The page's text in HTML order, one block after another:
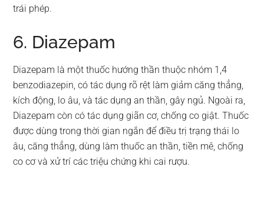
trái phép.
6. Diazepam
Diazepam là một thuốc hướng thần thuộc nhóm 1,4
benzodiazepin, có tác dụng rõ rệt làm giảm căng thẳng,
kích động, lo âu, và tác dụng an thần, gây ngủ. Ngoài ra,
Diazepam còn có tác dụng giãn cơ, chống co giật. Thuốc
được dùng trong thời gian ngắn để điều trị trạng thái lo
âu, căng thẳng, dùng làm thuốc an thần, tiền mê, chống
co cơ và xử trí các triệu chứng khi cai rượu.